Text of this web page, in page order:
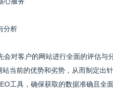
分析
会对客户的网站进行全面的评估与
站当前的优势和劣势，从而制定出
工具，确保获取的数据准确且全面